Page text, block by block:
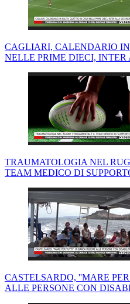
CAGLIARI, CALENDARIO
NELLE PRIME DIECI, INTER
TRAUMATOLOGIA NEL
TEAM MEDICO DI
CASTELSARDO, ''MARE
ALLE PERSONE CON